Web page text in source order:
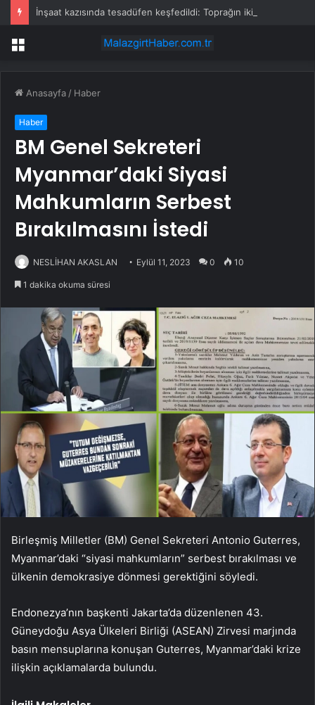
Menü
Anasayfa / Haber
Haber
BM Genel Sekreteri
Myanmar’daki Siyasi
Mahkumların Serbest
Bırakılmasını İstedi
NESLİHAN AKASLAN Eylül 11, 2023 0 10
1 dakika okuma süresi
Birleşmiş Milletler (BM) Genel Sekreteri Antonio Guterres,
Myanmar’daki “siyasi mahkumların” serbest bırakılması ve
ülkenin demokrasiye dönmesi gerektiğini söyledi.
Endonezya’nın başkenti Jakarta’da düzenlenen 43.
Güneydoğu Asya Ülkeleri Birliği (ASEAN) Zirvesi marjında ​​
basın mensuplarına konuşan Guterres, Myanmar’daki krize
ilişkin açıklamalarda bulundu.